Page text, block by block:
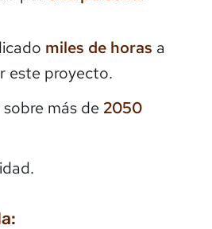
miles de horas a
este proyecto.
más de 2050